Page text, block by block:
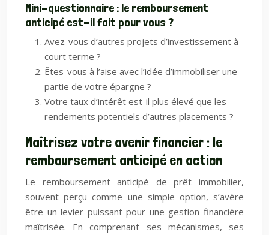
Mini-questionnaire : le remboursement
anticipé est-il fait pour vous ?
Avez-vous d’autres projets d’investissement à
court terme ?
Êtes-vous à l’aise avec l’idée d’immobiliser une
partie de votre épargne ?
Votre taux d’intérêt est-il plus élevé que les
rendements potentiels d’autres placements ?
Maîtrisez votre avenir financier : le
remboursement anticipé en action
Le remboursement anticipé de prêt immobilier,
souvent perçu comme une simple option, s’avère
être un levier puissant pour une gestion financière
maîtrisée. En comprenant ses mécanismes, ses